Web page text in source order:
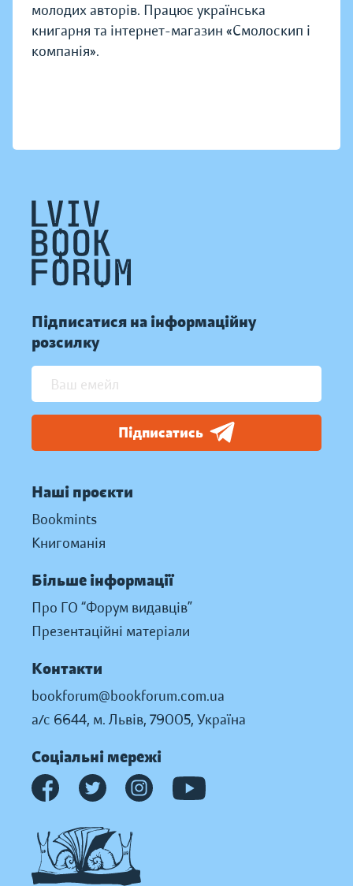
молодих авторів. Працює українська
книгарня та інтернет-магазин «Смолоскип і
компанія».
Підписатися на інформаційну
розсилку
Підписатись
Наші проєкти
Bookmints
Книгоманія
Більше інформації
Про ГО “Форум видавців”
Презентаційні матеріали
Контакти
bookforum@bookforum.com.ua
а/с 6644, м. Львів, 79005, Україна
Соціальні мережі